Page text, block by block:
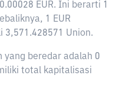
0.00028 EUR. Ini berarti 1
1 EUR
3,571.428571 Union.
yang beredar adalah 0
total kapitalisasi